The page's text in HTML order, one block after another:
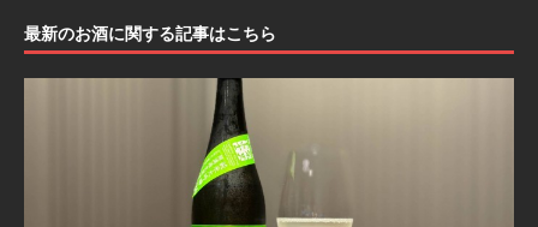
最新のお酒に関する記事はこちら